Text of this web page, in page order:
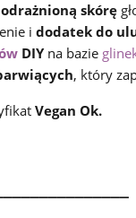
skórę
i dodatek do
DIYna bazie
, który
Vegan Ok.